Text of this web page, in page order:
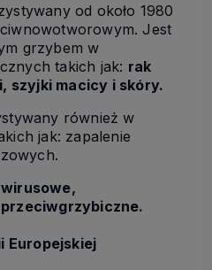
od około 1980
Jest
grzybem w
takich jak: rak
szyjki macicy i skóry.
również w
jak: zapalenie
Europejskiej